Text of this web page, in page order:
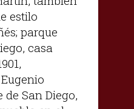
estilo
parque
casa
de San Diego,